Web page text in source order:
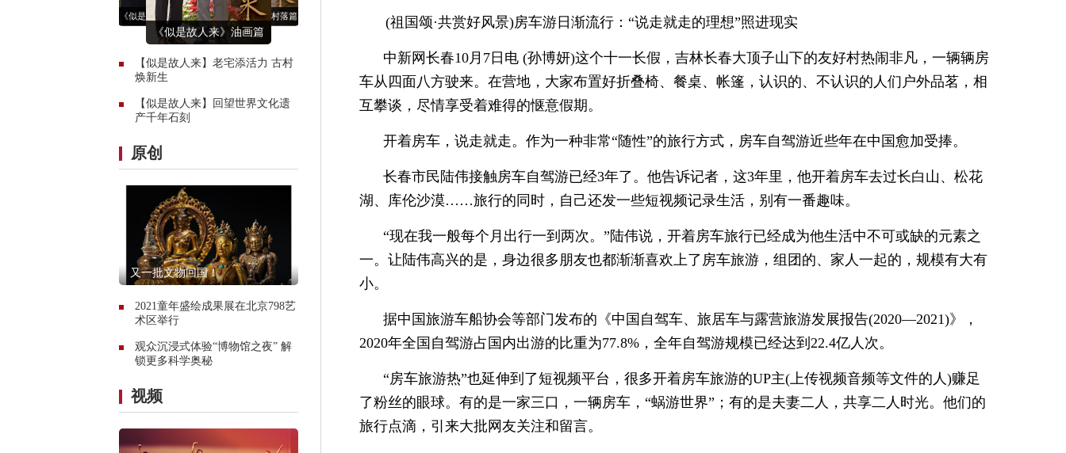
《似是故人来》古村落篇
《似是故人来》大足石刻
《似是故人来》油画篇
《似是故人来》古村落篇
《似是故人来》大足石刻
【似是故人来】老宅添活力 古村
焕新生
【似是故人来】回望世界文化遗
产千年石刻
原创
又一批文物回国！
2021童年盛绘成果展在北京798艺
术区举行
观众沉浸式体验“博物馆之夜” 解
锁更多科学奥秘
视频
(祖国颂·共赏好风景)房车游日渐流行：“说走就走的理想”照进现实
中新网长春10月7日电 (孙博妍)这个十一长假，吉林长春大顶子山下的友好村热闹非凡，一辆辆房
车从四面八方驶来。在营地，大家布置好折叠椅、餐桌、帐篷，认识的、不认识的人们户外品茗，相
互攀谈，尽情享受着难得的惬意假期。
开着房车，说走就走。作为一种非常“随性”的旅行方式，房车自驾游近些年在中国愈加受捧。
长春市民陆伟接触房车自驾游已经3年了。他告诉记者，这3年里，他开着房车去过长白山、松花
湖、库伦沙漠……旅行的同时，自己还发一些短视频记录生活，别有一番趣味。
“现在我一般每个月出行一到两次。”陆伟说，开着房车旅行已经成为他生活中不可或缺的元素之
一。让陆伟高兴的是，身边很多朋友也都渐渐喜欢上了房车旅游，组团的、家人一起的，规模有大有
小。
据中国旅游车船协会等部门发布的《中国自驾车、旅居车与露营旅游发展报告(2020—2021)》，
2020年全国自驾游占国内出游的比重为77.8%，全年自驾游规模已经达到22.4亿人次。
“房车旅游热”也延伸到了短视频平台，很多开着房车旅游的UP主(上传视频音频等文件的人)赚足
了粉丝的眼球。有的是一家三口，一辆房车，“蜗游世界”；有的是夫妻二人，共享二人时光。他们的
旅行点滴，引来大批网友关注和留言。